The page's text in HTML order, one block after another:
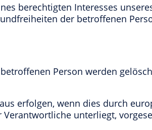
berechtigten Interesses
der betroffenen
Person werden
erfolgen, wenn dies durch
unterliegt,